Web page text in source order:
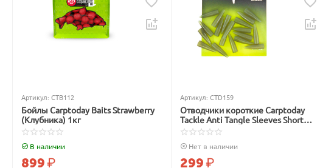
Артикул: CTB112
Бойлы Carptoday Baits Strawberry
(Клубника) 1кг
В наличии
899₽
Артикул: CTD159
Отводчики короткие Carptoday
Tackle Anti Tangle Sleeves Short
зелёные
Нет в наличии
299₽